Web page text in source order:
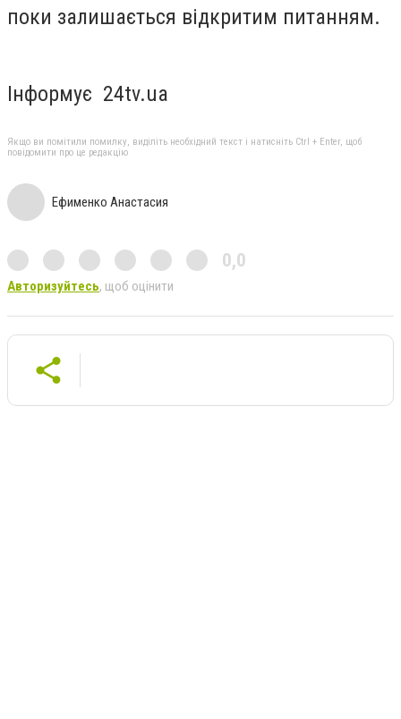
поки залишається відкритим питанням.
Інформує 24tv.ua
Якщо ви помітили помилку, виділіть необхідний текст і натисніть Ctrl + Enter, щоб
повідомити про це редакцію
Ефименко Анастасия
0,0
Авторизуйтесь, щоб оцінити